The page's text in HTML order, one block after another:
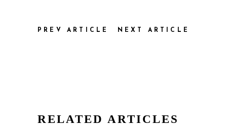
PREV ARTICLE NEXT ARTICLE
RELATED ARTICLES